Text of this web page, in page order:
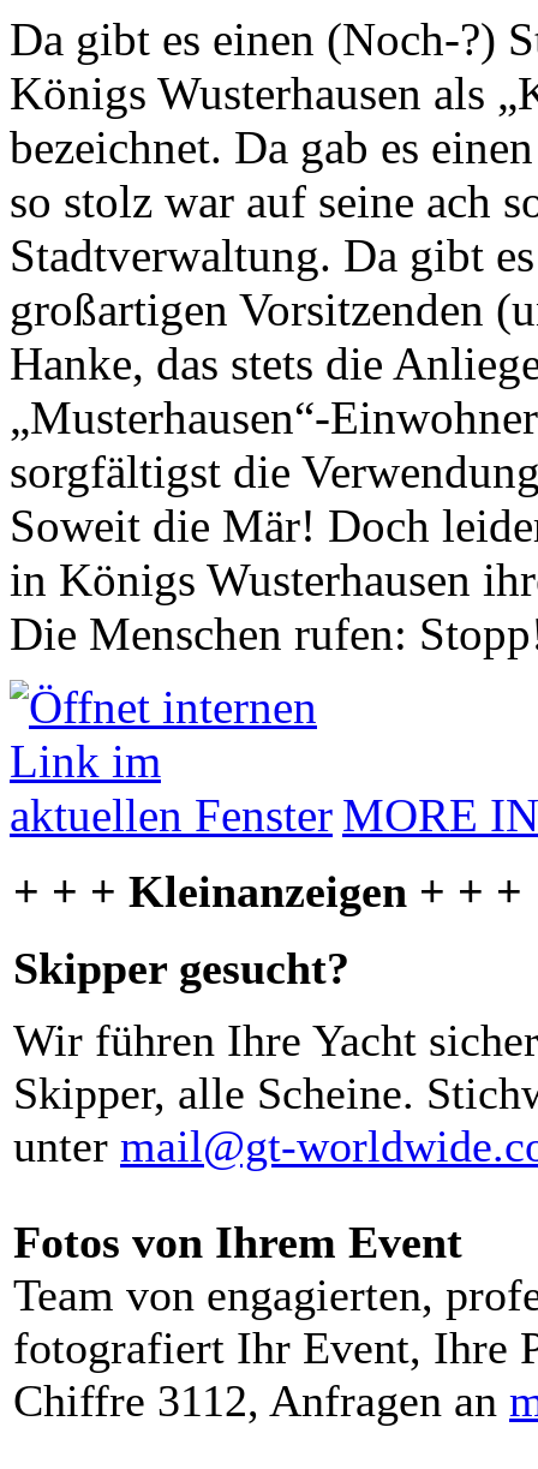
Da gibt es einen (Noch-?)
Königs Wusterhausen als
bezeichnet. Da gab es
so stolz war auf seine ach
Stadtverwaltung. Da gibt
großartigen Vorsitzenden
Hanke, das stets die
„Musterhausen“-
sorgfältigst die
Soweit die Mär! Doch
in Königs Wusterhausen
Die Menschen rufen:
MORE
+ + + Kleinanzeigen + + +
Skipper gesucht?
Wir führen Ihre Yacht
Skipper, alle Scheine.
unter mail@gt-
Fotos von Ihrem Event
Team von engagierten,
fotografiert Ihr Event, Ihre
Chiffre 3112, Anfragen an